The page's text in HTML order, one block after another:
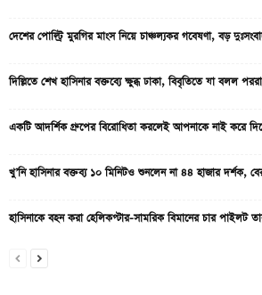
দেশের পোল্ট্রি মুরগির মাংস নিয়ে চাঞ্চল্যকর গবেষণা, বড়
দিল্লিতে শেখ হাসিনার বক্তব্যে ক্ষুব্ধ ঢাকা, বিবৃতিতে যা বলল
একটি আদর্শিক গ্রুপের বিরোধিতা করলেই আপনাকে নাই করে
খু’নি হাসিনার বক্তব্য ১০ মিনিটও শুনলেন না ৪৪ হাজার দর্শক,
হাসিনাকে বহন করা হেলিকপ্টার-সামরিক বিমানের চার পাইলট